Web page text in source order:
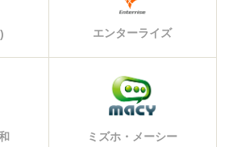
エンターライズ
ミズホ・メーシー